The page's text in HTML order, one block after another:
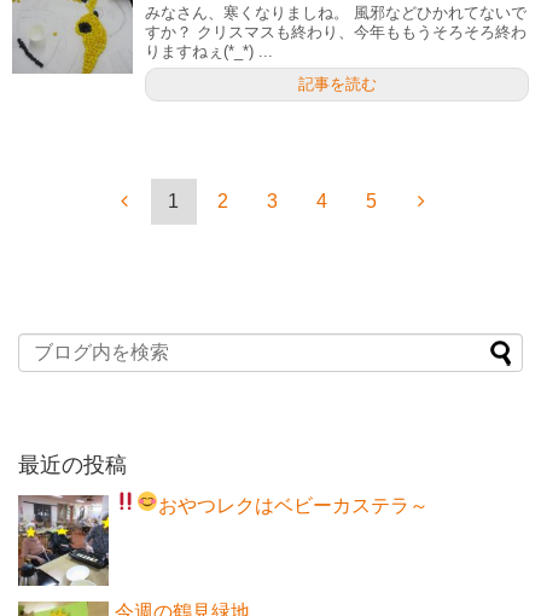
みなさん、寒くなりましね。 風邪などひかれてないで
すか？ クリスマスも終わり、今年ももうそろそろ終わ
りますねぇ(*_*) ...
記事を読む
1 2 3 4 5
最近の投稿
おやつレクはベビーカステラ～